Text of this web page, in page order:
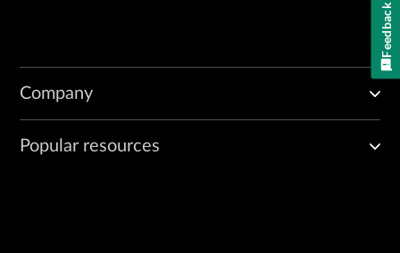
Company
Popular resources
Feedback